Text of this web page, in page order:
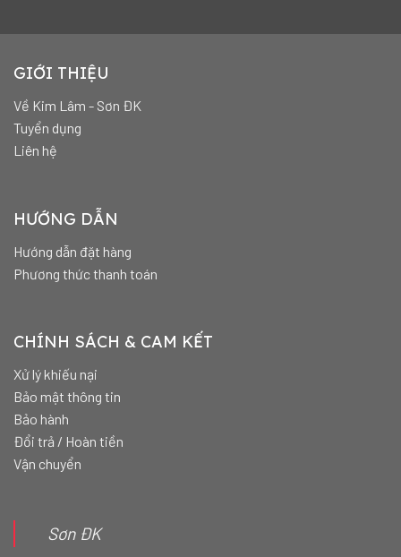
GIỚI THIỆU
Về Kim Lâm - Sơn ĐK
Tuyển dụng
Liên hệ
HƯỚNG DẪN
Hướng dẫn đặt hàng
Phương thức thanh toán
CHÍNH SÁCH & CAM KẾT
Xử lý khiếu nại
Bảo mật thông tin
Bảo hành
Đổi trả / Hoàn tiền
Vận chuyển
Sơn ĐK